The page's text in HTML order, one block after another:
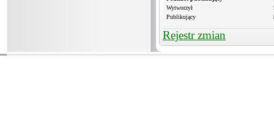
Wytworzył
Publikujący
Rejestr zmian